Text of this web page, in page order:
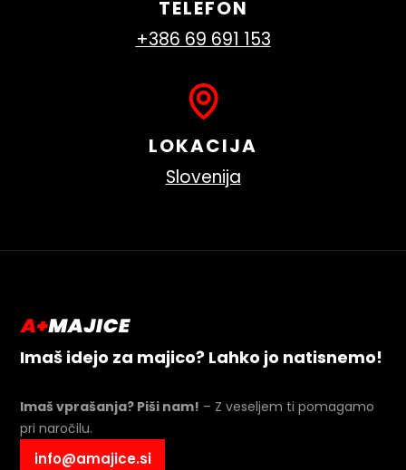
TELEFON
+386 69 691 153
LOKACIJA
Slovenija
Imaš idejo za majico? Lahko jo natisnemo!
Imaš vprašanja? Piši nam! – Z veseljem ti pomagamo
pri naročilu.
info@amajice.si